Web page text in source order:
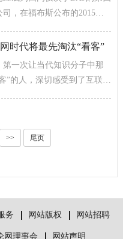
，在福布斯公布的2015年
，位居排...
时代将最先淘汰“看客”
第一次让当代知识分子中那
”的人，深切感受到了互联网
>> 尾页
务 网站版权 网站招聘
网理事会 网站声明